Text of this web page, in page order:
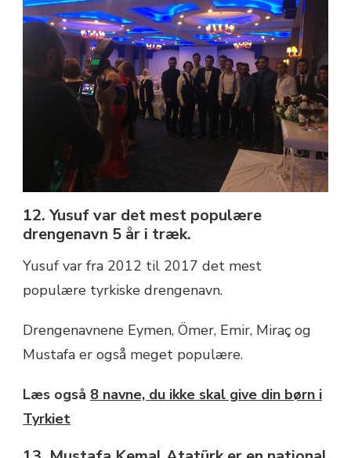
12. Yusuf var det mest populære
drengenavn 5 år i træk.
Yusuf var fra 2012 til 2017 det mest
populære tyrkiske drengenavn.
Drengenavnene Eymen, Ömer, Emir, Miraç og
Mustafa er også meget populære.
Læs også 8 navne, du ikke skal give din børn i
Tyrkiet